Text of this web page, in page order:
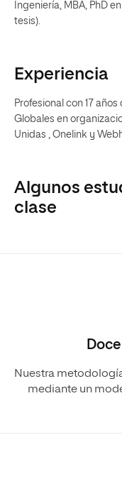
Ingeniería, MBA, PhD
tesis).
Experiencia
Profesional con 17
Globales en
Unidas , Onelink y
Algunos
clase
Nuestra
mediante un